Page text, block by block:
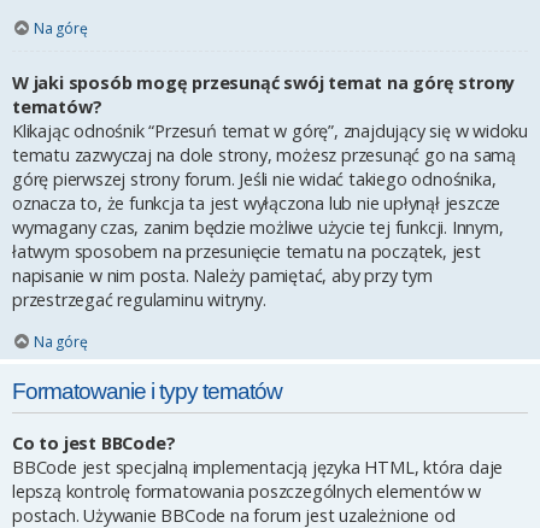
Na górę
W jaki sposób mogę przesunąć swój temat na górę strony
tematów?
Klikając odnośnik “Przesuń temat w górę”, znajdujący się w widoku
tematu zazwyczaj na dole strony, możesz przesunąć go na samą
górę pierwszej strony forum. Jeśli nie widać takiego odnośnika,
oznacza to, że funkcja ta jest wyłączona lub nie upłynął jeszcze
wymagany czas, zanim będzie możliwe użycie tej funkcji. Innym,
łatwym sposobem na przesunięcie tematu na początek, jest
napisanie w nim posta. Należy pamiętać, aby przy tym
przestrzegać regulaminu witryny.
Na górę
Formatowanie i typy tematów
Co to jest BBCode?
BBCode jest specjalną implementacją języka HTML, która daje
lepszą kontrolę formatowania poszczególnych elementów w
postach. Używanie BBCode na forum jest uzależnione od